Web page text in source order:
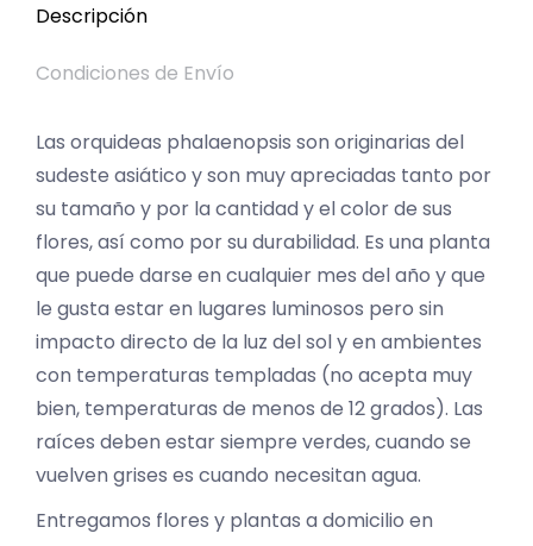
Descripción
Condiciones de Envío
Las orquideas phalaenopsis son originarias del
sudeste asiático y son muy apreciadas tanto por
su tamaño y por la cantidad y el color de sus
flores, así como por su durabilidad. Es una planta
que puede darse en cualquier mes del año y que
le gusta estar en lugares luminosos pero sin
impacto directo de la luz del sol y en ambientes
con temperaturas templadas (no acepta muy
bien, temperaturas de menos de 12 grados). Las
raíces deben estar siempre verdes, cuando se
vuelven grises es cuando necesitan agua.
Entregamos flores y plantas a domicilio en